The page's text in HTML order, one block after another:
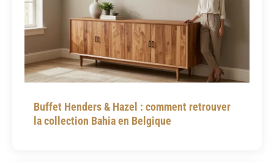
Buffet Henders & Hazel : comment retrouver
la collection Bahia en Belgique